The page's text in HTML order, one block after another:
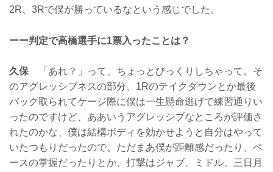
2R、3Rで僕が勝っているなという感じでした。
ーー判定で高橋選手に1票入ったことは？
久保 「あれ？」って、ちょっとびっくりしちゃって。そ
のアグレッシブネスの部分、1Rのテイクダウンとか最後
バック取られてケージ際に僕は一生懸命逃げて練習通りい
ったのですけど、ああいうアグレッシブなところが評価さ
れたのかな、僕は結構ボディを効かせようと自分はやって
いたつもりだったので。ただまあ僕が距離感だったり、ペ
ースの掌握だったりとか、打撃はジャブ、ミドル、三日月